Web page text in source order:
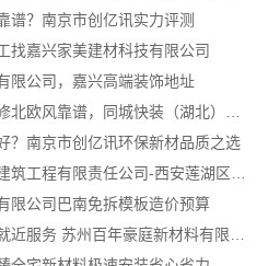
谱？南京市创亿讯实力评测
找嘉兴家美建材科技有限公司
限公司，嘉兴高端装饰地址
？南京市创亿讯环保新材品质之选
限公司巴南免拆模板造价预算